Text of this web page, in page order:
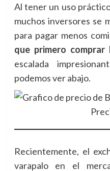
Al tener un uso
muchos inversores se
para pagar menos
que primero comprar
escalada
podemos ver abajo.
Recientemente, el
varapalo en el